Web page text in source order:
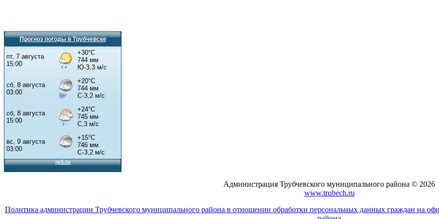
Прогноз погоды в Трубчевске
Администрация Трубчевского муниципального района © 2026
www.trubech.ru
Политика администрации Трубчевского муниципального района в отношении обработки персональных данных граждан на